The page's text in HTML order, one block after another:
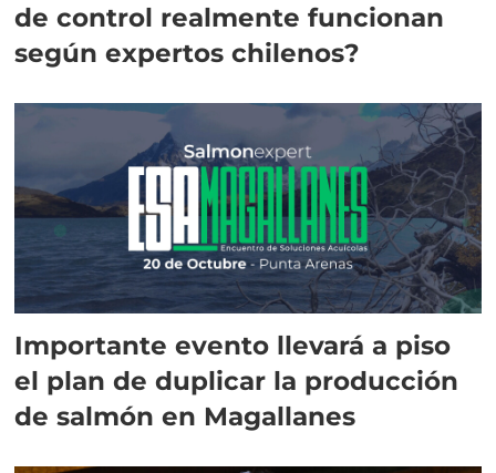
de control realmente funcionan
según expertos chilenos?
Importante evento llevará a piso
el plan de duplicar la producción
de salmón en Magallanes